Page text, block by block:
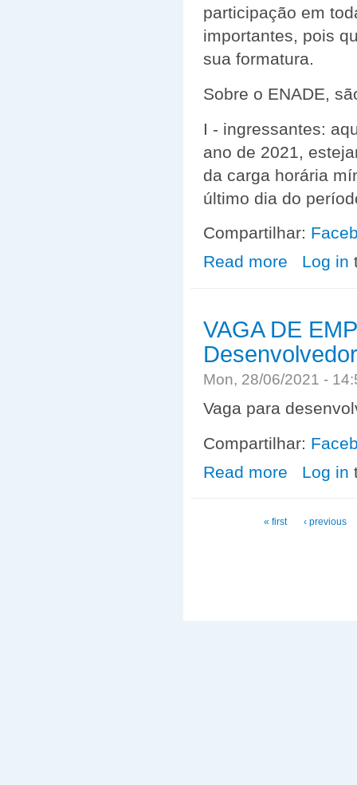
participação em
importantes, pois
sua formatura.
Sobre o ENADE,
I - ingressantes:
ano de 2021,
da carga horária
último dia do
Compartilhar:
Read more about ENADE
Log in
VAGA DE
Mon, 28/06/2021 -
Vaga para
Compartilhar:
Read more about VAGA
Log in
« first ‹ previous